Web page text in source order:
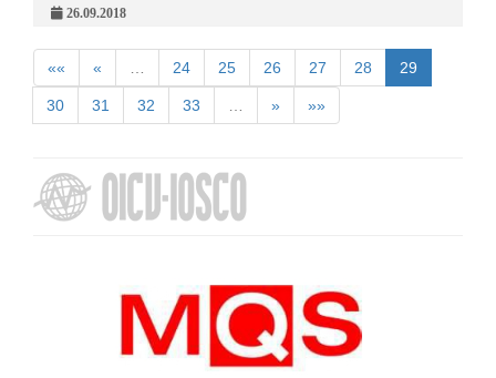
26.09.2018
«« « … 24 25 26 27 28 29
30 31 32 33 … » »»